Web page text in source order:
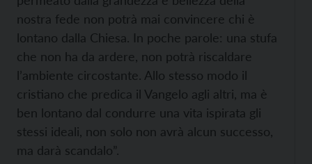
nostra fede non potrà mai convincere chi è
lontano dalla Chiesa. In poche parole: una stufa
che non ha da ardere, non potrà riscaldare
l’ambiente circostante. Allo stesso modo il
cristiano che predica il Vangelo agli altri, ma è
ben lontano dal condurre una vita ispirata gli
stessi ideali, non solo non avrà alcun successo,
ma darà scandalo”.